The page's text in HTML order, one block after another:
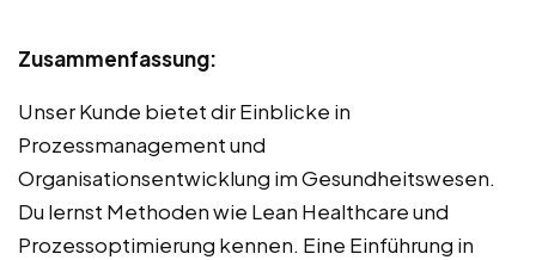
Zusammenfassung:
Unser Kunde bietet dir Einblicke in
Prozessmanagement und
Organisationsentwicklung im Gesundheitswesen.
Du lernst Methoden wie Lean Healthcare und
Prozessoptimierung kennen. Eine Einführung in